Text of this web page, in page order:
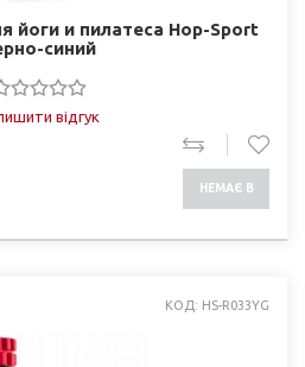
йоги и пилатеса Hop-Sport
синий
відгук
НЕМАЄ В
КОД: HS-R033YG